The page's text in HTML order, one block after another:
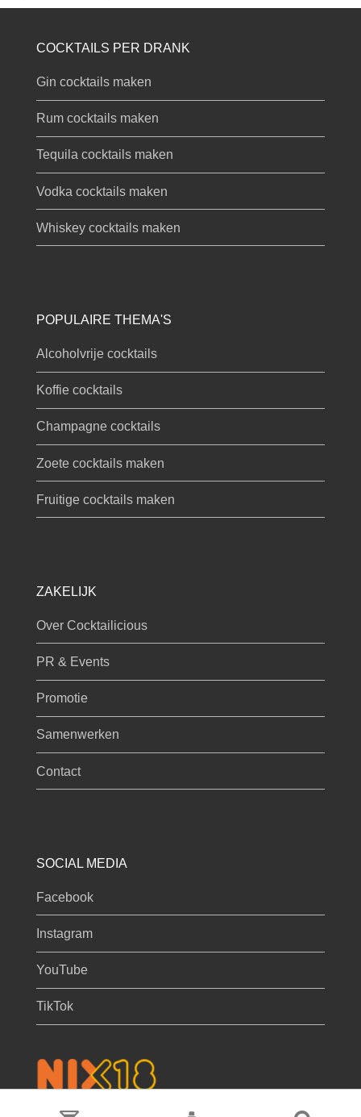
COCKTAILS PER DRANK
Gin cocktails maken
Rum cocktails maken
Tequila cocktails maken
Vodka cocktails maken
Whiskey cocktails maken
POPULAIRE THEMA'S
Alcoholvrije cocktails
Koffie cocktails
Champagne cocktails
Zoete cocktails maken
Fruitige cocktails maken
ZAKELIJK
Over Cocktailicious
PR & Events
Promotie
Samenwerken
Contact
SOCIAL MEDIA
Facebook
Instagram
YouTube
TikTok
Privacy & cookies